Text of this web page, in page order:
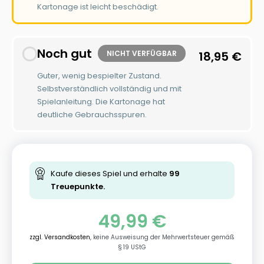
Kartonage ist leicht beschädigt.
Noch gut NICHT VERFÜGBAR
Guter, wenig bespielter Zustand.
Selbstverständlich vollständig und mit
Spielanleitung. Die Kartonage hat
deutliche Gebrauchsspuren.
18,95 €
Kaufe dieses Spiel und erhalte 99
Treuepunkte.
49,99 €
zzgl. Versandkosten, keine Ausweisung der Mehrwertsteuer gemäß
§ 19 UStG